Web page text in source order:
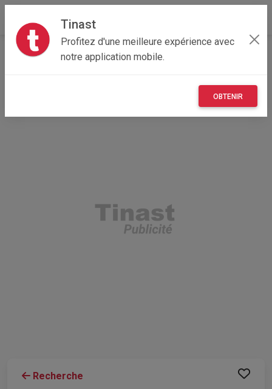
Tinast
Profitez d'une meilleure expérience avec
notre application mobile.
OBTENIR
Accueil Véhicules Hauts-de-France
Recherche